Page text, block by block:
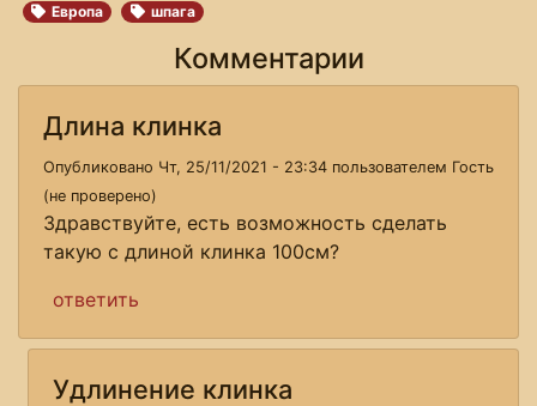
Европа шпага
Комментарии
Длина клинка
Опубликовано Чт, 25/11/2021 - 23:34 пользователем Гость
(не проверено)
Здравствуйте, есть возможность сделать
такую с длиной клинка 100см?
ответить
Удлинение клинка